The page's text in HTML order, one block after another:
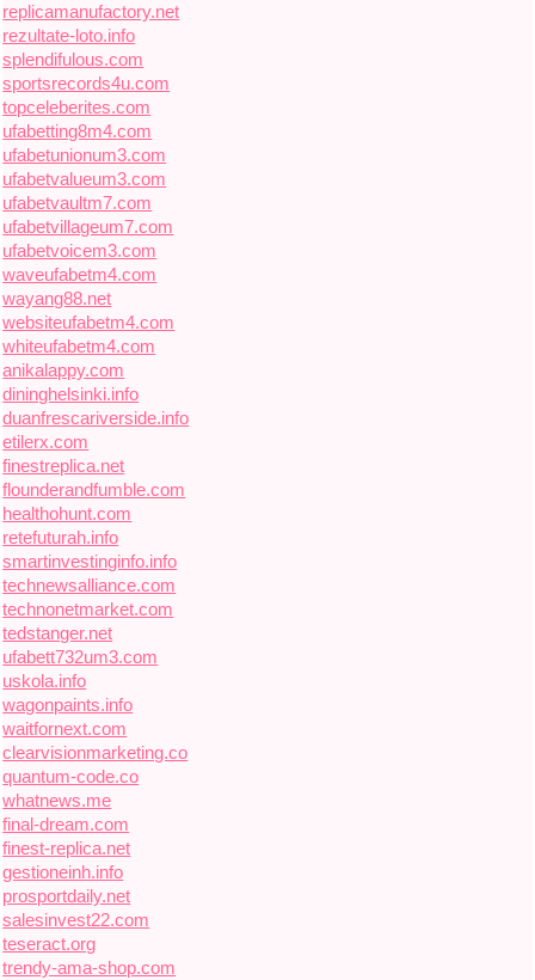
replicamanufactory.net
rezultate-loto.info
splendifulous.com
sportsrecords4u.com
topceleberites.com
ufabetting8m4.com
ufabetunionum3.com
ufabetvalueum3.com
ufabetvaultm7.com
ufabetvillageum7.com
ufabetvoicem3.com
waveufabetm4.com
wayang88.net
websiteufabetm4.com
whiteufabetm4.com
anikalappy.com
dininghelsinki.info
duanfrescariverside.info
etilerx.com
finestreplica.net
flounderandfumble.com
healthohunt.com
retefuturah.info
smartinvestinginfo.info
technewsalliance.com
technonetmarket.com
tedstanger.net
ufabett732um3.com
uskola.info
wagonpaints.info
waitfornext.com
clearvisionmarketing.co
quantum-code.co
whatnews.me
final-dream.com
finest-replica.net
gestioneinh.info
prosportdaily.net
salesinvest22.com
teseract.org
trendy-ama-shop.com